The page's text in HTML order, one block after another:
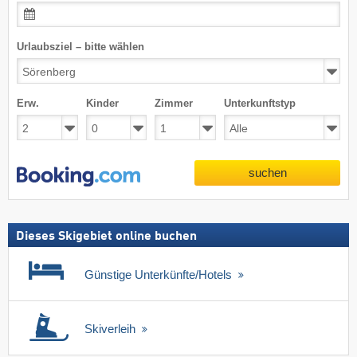
Urlaubsziel – bitte wählen
Erw. Kinder Zimmer Unterkunftstyp
suchen
Dieses Skigebiet online buchen
Günstige Unterkünfte/Hotels
Skiverleih